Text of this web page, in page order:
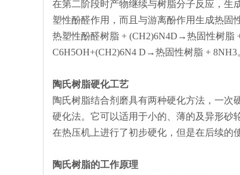
在第二阶段时产物继续与树脂分子反应，生
塑性酚醛作用，而且与游离酚作用生成热固
热塑性酚醛树脂 + (CH2)6N4D→热固性树脂 +
C6H5OH+(CH2)6N4 D→热固性树脂 + 8NH3
陶氏树脂硬化工艺
陶氏树脂结合剂磨具有两种硬化方法，一
硬化法。它可以适用于小的、薄的及异形砂
在热压机上进行了初步硬化，但是在后续的
陶氏树脂的工作原理